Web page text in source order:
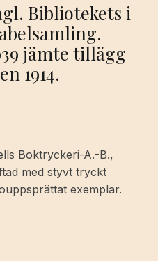
Bibliotekets i
jämte tillägg
1914.
Boktryckeri-A.-B.,
med styvt tryckt
exemplar.